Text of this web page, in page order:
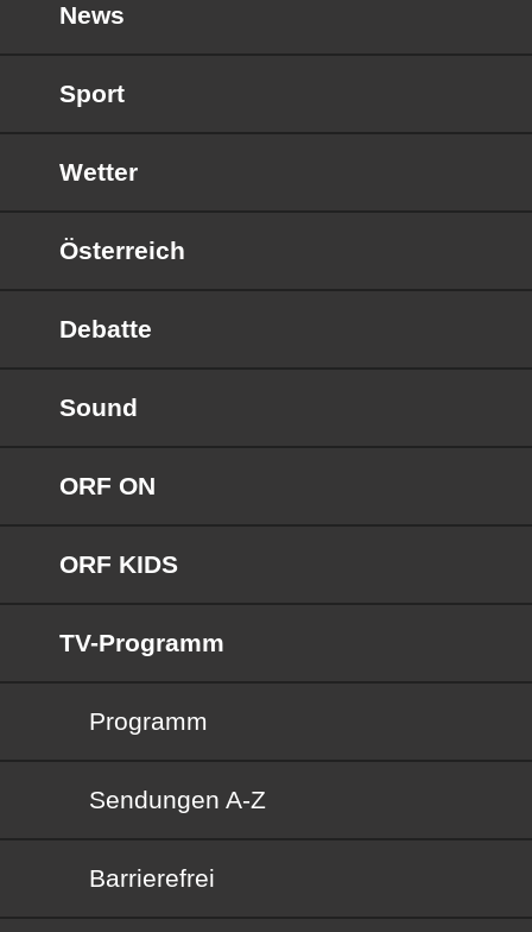
News
Sport
Wetter
Österreich
Debatte
Sound
ORF ON
ORF KIDS
TV-Programm
Programm
Sendungen von A bis Z
Sendungen A-Z
Barrierefrei
Barrierefrei